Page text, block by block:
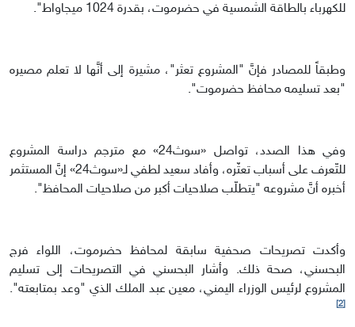
للكهرباء بالطاقة الشمسية في حضرموت، بقدرة 1024 ميجاواط".
وطبقاً للمصادر فإنَّ "المشروع تعثر"، مشيرة إلى أنَّها لا تعلم مصيره
"بعد تسليمه محافظ حضرموت".
وفي هذا الصدد، تواصل «سوث24» مع مترجم دراسة المشروع
للتّعرف على أسباب تعثّره، وأفاد سعيد لطفي لـ«سوث24» إنَّ المستثمر
أخبره أنَّ مشروعه "يتطلّب صلاحيات أكبر من صلاحيات المحافظ".
وأكدت تصريحات صحفية سابقة لمحافظ حضرموت، اللواء فرج
البحسني، صحة ذلك. وأشار البحسني في التصريحات إلى تسليم
المشروع لرئيس الوزراء اليمني، معين عبد الملك الذي "وعد بمتابعته".
[2]